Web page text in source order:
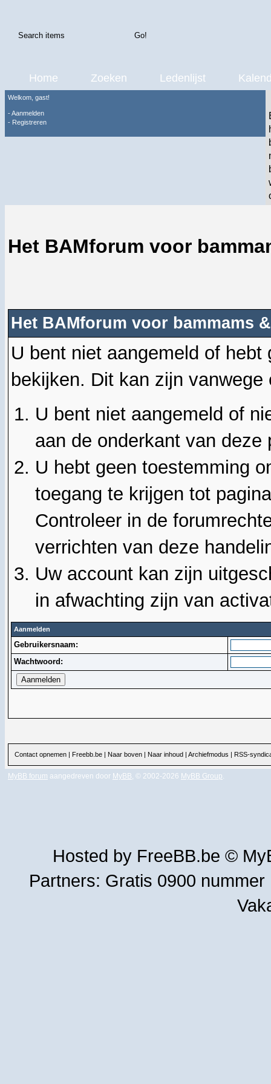
Home Zoeken Ledenlijst
Welkom, gast!
-Aanmelden
- Registreren
Het BAMforum voor
Het BAMforum voor bammams
U bent niet aangemeld of
bekijken. Dit kan zijn
U bent niet aangemeld of
aan de onderkant van
U hebt geen toestemming
toegang te krijgen tot
Controleer in de
verrichten van deze
Uw account kan zijn
in afwachting zijn van
Aanmelden
Gebruikersnaam:
Wachtwoord:
Contact opnemen | Freebb.be | Naar boven | Naar inhoud | Archiefmodus | RSS-
MyBB forum aangedreven door MyBB, © 2002-2026 MyBB Group.
Hosted by FreeBB.be ©
Partners: Gratis 0900 nummer